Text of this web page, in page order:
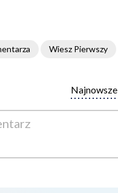
Wiesz Pierwszy
Najnowsze